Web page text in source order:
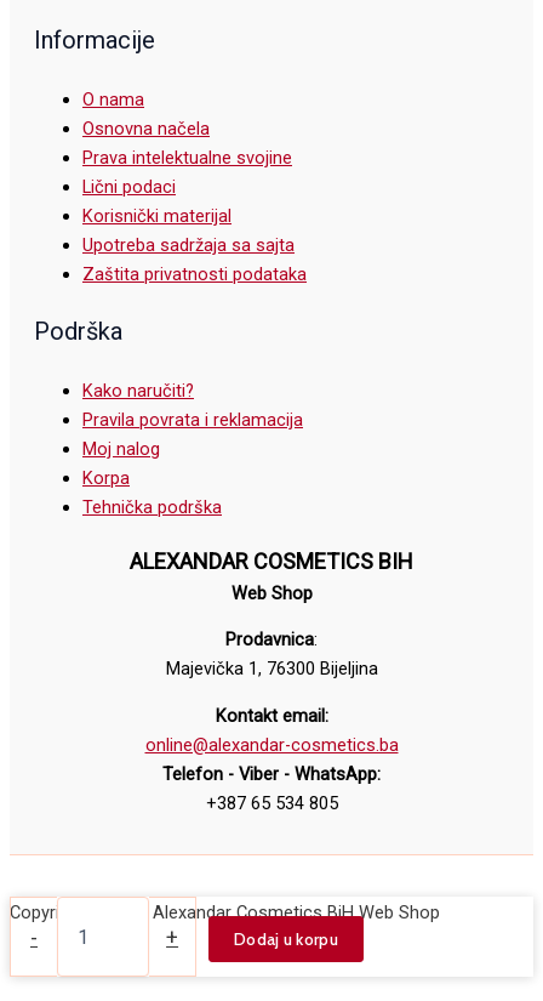
Informacije
O nama
Osnovna načela
Prava intelektualne svojine
Lični podaci
Korisnički materijal
Upotreba sadržaja sa sajta
Zaštita privatnosti podataka
Podrška
Kako naručiti?
Pravila povrata i reklamacija
Moj nalog
Korpa
Tehnička podrška
ALEXANDAR COSMETICS BIH
Web Shop
Prodavnica:
Majevička 1, 76300 Bijeljina
Kontakt email:
online@alexandar-cosmetics.ba
Telefon - Viber - WhatsApp:
+387 65 534 805
Copyright © 2026 Alexandar Cosmetics BiH Web Shop
-
Nastavak
turpiju
+ Dodaj u korpu